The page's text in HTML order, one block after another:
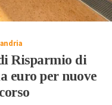
Risparmio di
euro per nuove